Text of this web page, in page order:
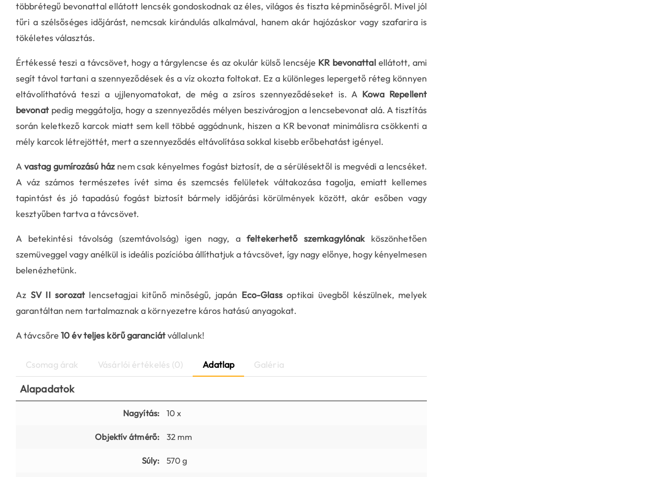
többrétegű bevonattal ellátott lencsék gondoskodnak az éles, világos és tiszta képminőségről. Mivel jól
tűri a szélsőséges időjárást, nemcsak kirándulás alkalmával, hanem akár hajózáskor vagy szafarira is
tökéletes választás.
Értékessé teszi a távcsövet, hogy a tárgylencse és az okulár külső lencséje KR bevonattalellátott, ami
segít távol tartani a szennyeződések és a víz okozta foltokat. Ez a különleges lepergető réteg könnyen
eltávolíthatóvá teszi a ujjlenyomatokat, de még a zsíros szennyeződéseket is. A Kowa Repellent
bevonatpedig meggátolja, hogy a szennyeződés mélyen beszivárogjon a lencsebevonat alá. A tisztítás
során keletkező karcok miatt sem kell többé aggódnunk, hiszen a KR bevonat minimálisra csökkenti a
mély karcok létrejöttét, mert a szennyeződés eltávolítása sokkal kisebb erőbehatást igényel.
A vastag gumírozású háznem csak kényelmes fogást biztosít, de a sérülésektől is megvédi a lencséket.
A váz számos természetes ívét sima és szemcsés felületek váltakozása tagolja, emiatt kellemes
tapintást és jó tapadású fogást biztosít bármely időjárási körülmények között, akár esőben vagy
kesztyűben tartva a távcsövet.
A betekintési távolság (szemtávolság) igen nagy, afeltekerhető szemkagylónakköszönhetően
szemüveggel vagy anélkül is ideális pozícióba állíthatjuk a távcsövet, így nagy előnye, hogy kényelmesen
belenézhetünk.
Az SV II sorozatlencsetagjai kitűnő minőségű, japán Eco-Glassoptikai üvegből készülnek, melyek
garantáltan nem tartalmaznak a környezetre káros hatású anyagokat.
A távcsőre10 év teljes körű garanciátvállalunk!
Csomag árak Vásárlói értékelés (0) Adatlap Galéria
Alapadatok
Nagyítás: 10 x
Objektív átmérő: 32 mm
Súly: 570 g